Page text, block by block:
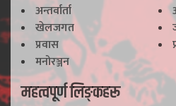
अन्तर्वार्ता
खेलजगत
प्रवास
मनोरञ्जन
महत्वपूर्ण लिङ्कहरू